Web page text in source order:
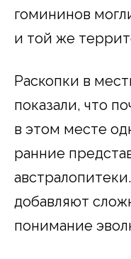
гомининов
и той же
Раскопки в
показали, что
в этом месте
ранние
добавляют
понимание